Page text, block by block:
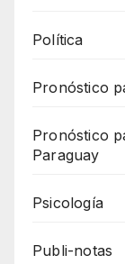
Política
Pronóstico
Pronóstico
Paraguay
Psicología
Publi-notas